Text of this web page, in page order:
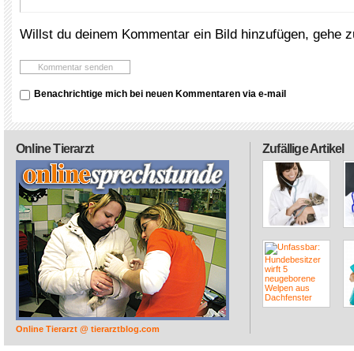
Willst du deinem Kommentar ein Bild hinzufügen, gehe
Benachrichtige mich bei neuen Kommentaren via e-mail
Zufällige Artikel
Online Tierarzt
Online Tierarzt @ tierarztblog.com